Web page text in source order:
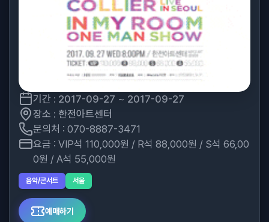
기간 : 2017-09-27 ~ 2017-09-27
장소 : 한전아트센터
문의처 : 070-8887-3471
요금 : VIP석 110,000원 / R석 88,000원 / S석 66,00
0원 / A석 55,000원
음악/콘서트 서울
예매하기